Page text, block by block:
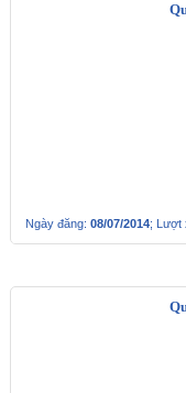
Ngày đăng: 08/07/2014; Lượt